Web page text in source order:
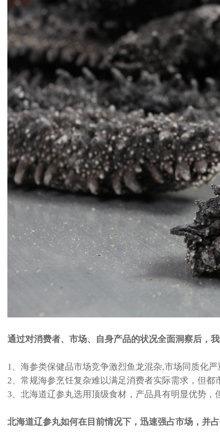
通过对消费者、市场、自身产品的状况全面洞察后，
1、海参类保健品市场竞争激烈鱼龙混杂,市场同质化
2、常规海参烹饪复杂难以满足消费者实际需求，但
3、北海道辽参丸选用顶级食材，产品具有明显优势
北海道辽参丸如何在目前情况下，迅速强占市场，并